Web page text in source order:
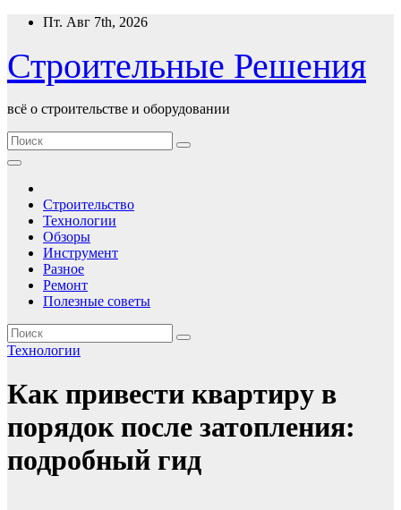
Перейти
содержимому
Пт. Авг 7th, 2026
Строительные Решения
всё о строительстве и оборудовании
Строительство
Технологии
Обзоры
Инструмент
Разное
Ремонт
Полезные советы
Технологии
Как привести квартиру в
порядок после затопления:
подробный гид